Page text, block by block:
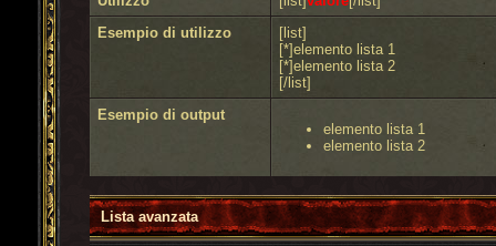
Esempio di utilizzo
[list]
[*]elemento lista 1
[*]elemento lista 2
[/list]
Esempio di output
elemento lista 1
elemento lista 2
Lista avanzata